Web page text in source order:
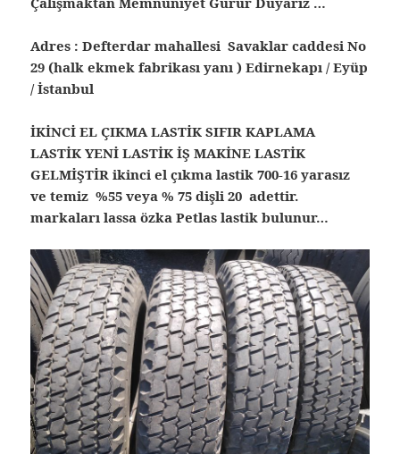
Adres : Defterdar mahallesi Savaklar caddesi No
29 (halk ekmek fabrikası yanı ) Edirnekapı / Eyüp
/ İstanbul
İKİNCİ EL ÇIKMA LASTİK SIFIR KAPLAMA
LASTİK YENİ LASTİK İŞ MAKİNE LASTİK
GELMİŞTİR ikinci el çıkma lastik 700-16 yarasız
ve temiz %55 veya % 75 dişli 20 adettir.
markaları lassa özka Petlas lastik bulunur…